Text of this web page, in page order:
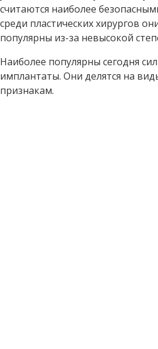
считаются наиболее
среди пластических хирургов
популярны из-за невысокой
Наиболее популярны сегодня
имплантаты. Они делятся на
признакам.